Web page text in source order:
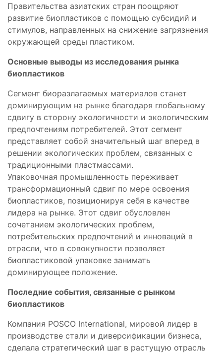
Правительства азиатских стран поощряют
развитие биопластиков с помощью субсидий и
стимулов, направленных на снижение загрязнения
окружающей среды пластиком.
Основные выводы из исследования рынка
биопластиков
Сегмент биоразлагаемых материалов станет
доминирующим на рынке благодаря глобальному
сдвигу в сторону экологичности и экологическим
предпочтениям потребителей. Этот сегмент
представляет собой значительный шаг вперед в
решении экологических проблем, связанных с
традиционными пластмассами.
Упаковочная промышленность переживает
трансформационный сдвиг по мере освоения
биопластиков, позиционируя себя в качестве
лидера на рынке. Этот сдвиг обусловлен
сочетанием экологических проблем,
потребительских предпочтений и инноваций в
отрасли, что в совокупности позволяет
биопластиковой упаковке занимать
доминирующее положение.
Последние события, связанные с рынком
биопластиков
Компания POSCO International, мировой лидер в
производстве стали и диверсификации бизнеса,
сделала стратегический шаг в растущую отрасль